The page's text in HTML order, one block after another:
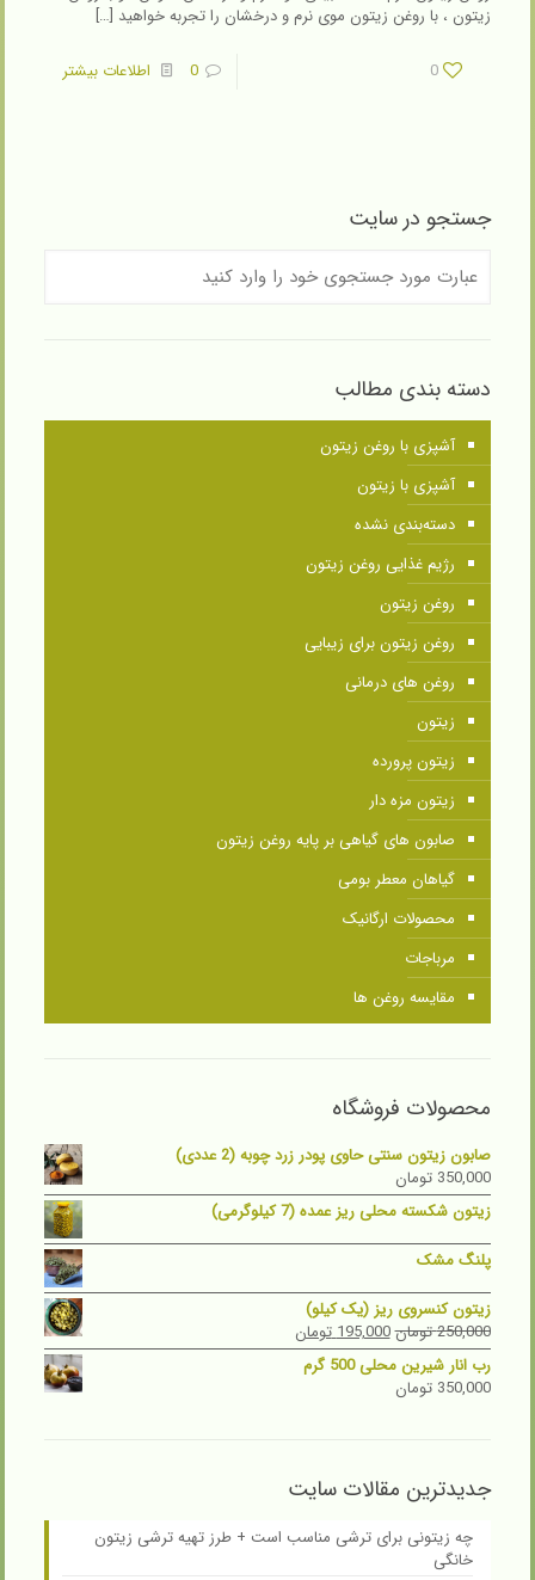
زیتون ، با روغن زیتون موی نرم و درخشان را تجربه‌ خواهید […]
0
0 اطلاعات بیشتر
جستجو در سایت
دسته بندی مطالب
آشپزی با روغن زیتون
آشپزی با زیتون
دسته‌بندی نشده
رژیم غذایی روغن زیتون
روغن زیتون
روغن زیتون برای زیبایی
روغن های درمانی
زیتون
زیتون پرورده
زیتون مزه دار
صابون های گیاهی بر پایه روغن زیتون
گیاهان معطر بومی
محصولات ارگانیک
مرباجات
مقایسه روغن ها
محصولات فروشگاه
صابون زیتون سنتی حاوی پودر زرد چوبه (2 عددی)
350,000 تومان
زیتون شکسته محلی ریز عمده (7 کیلوگرمی)
پلنگ مشک
زیتون کنسروی ریز (یک کیلو)
250,000تومانOriginal
price
was:
195,000تومان
price
رب انار شیرین محلی 500 گرم
350,000 تومان
جدیدترین مقالات سایت
چه زیتونی برای ترشی مناسب است + طرز تهیه ترشی زیتون
خانگی